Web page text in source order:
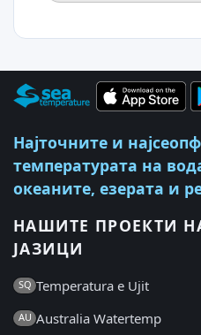
Најточните и
температурата на
океаните, езерата и
НАШИТЕ ПРОЕКТИ
ЈАЗИЦИ
SQ Temperatura e Ujit
AU Australia Watertemp